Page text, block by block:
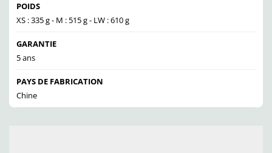
POIDS
XS : 335 g - M : 515 g - LW : 610 g
GARANTIE
5 ans
PAYS DE FABRICATION
Chine